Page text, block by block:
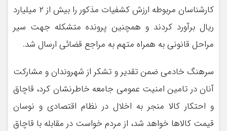
کارشناسان مربوطه ارزش کشفیات مذکور را بیش از ۲ میلیارد
ریال برآورد کردند و همچنین پرونده متشکله جهت سیر
مراحل قانونی به همراه متهم به مراجع قضائی ارسال شد.
سرهنگ خادمی ضمن تقدیر و تشکر از شهروندان و مشارکت
آنان در تامین امنیت عمومی جامعه خاطرنشان کرد، قاچاق
و احتکار کالا منجر به اخلال در نظام اقتصادی و نوسان
قیمت کالا‌ها خواهد شد، از مردم خواست در مقابله با قاچاق